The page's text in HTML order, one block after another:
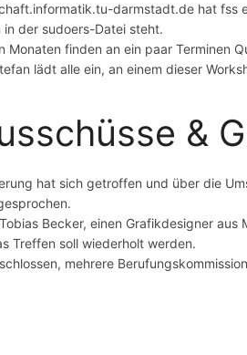
darmstadt.de hat fss
in der sudoers-Datei steht.
Monaten finden an ein paar Terminen
lädt alle ein, an einem dieser
&
hat sich getroffen und über die
Becker, einen Grafikdesigner
Treffen soll wiederholt werden.
mehrere